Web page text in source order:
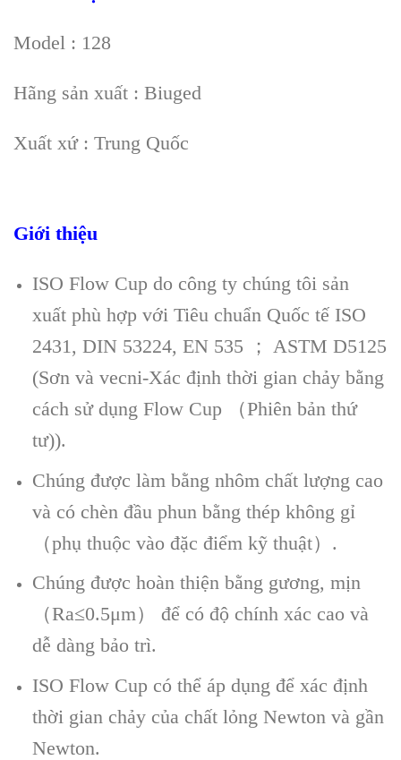
Model : 128
Hãng sản xuất : Biuged
Xuất xứ : Trung Quốc
Giới thiệu
ISO Flow Cup do công ty chúng tôi sản
xuất phù hợp với Tiêu chuẩn Quốc tế ISO
2431, DIN 53224, EN 535 ； ASTM D5125
(Sơn và vecni-Xác định thời gian chảy bằng
cách sử dụng Flow Cup （Phiên bản thứ
tư)).
Chúng được làm bằng nhôm chất lượng cao
và có chèn đầu phun bằng thép không gỉ
（phụ thuộc vào đặc điểm kỹ thuật）.
Chúng được hoàn thiện bằng gương, mịn
（Ra≤0.5μm） để có độ chính xác cao và
dễ dàng bảo trì.
ISO Flow Cup có thể áp dụng để xác định
thời gian chảy của chất lỏng Newton và gần
Newton.